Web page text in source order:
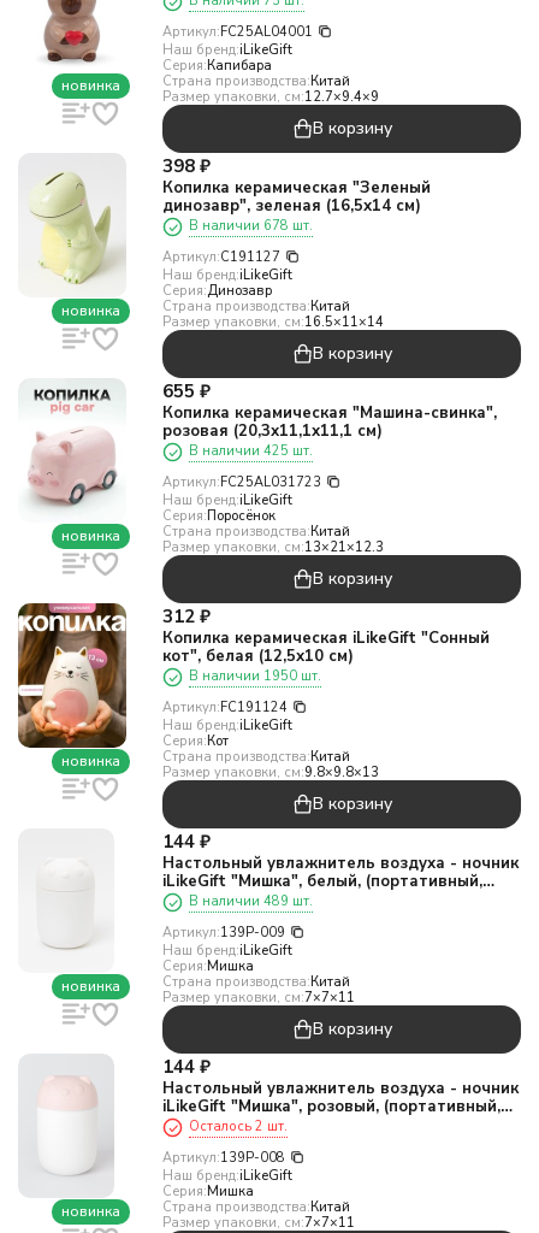
новинка
Артикул:FC25AL04001
Наш бренд:iLikeGift
Серия:Капибара
Страна производства:Китай
Размер упаковки, см:12.7×9.4×9
В корзину
новинка
398 ₽
Копилка керамическая "Зеленый
динозавр", зеленая (16,5х14 см)
В наличии 678 шт.
Артикул:C191127
Наш бренд:iLikeGift
Серия:Динозавр
Страна производства:Китай
Размер упаковки, см:16.5×11×14
В корзину
новинка
655 ₽
Копилка керамическая "Машина-свинка",
розовая (20,3х11,1х11,1 см)
В наличии 425 шт.
Артикул:FC25AL031723
Наш бренд:iLikeGift
Серия:Поросёнок
Страна производства:Китай
Размер упаковки, см:13×21×12.3
В корзину
новинка
312 ₽
Копилка керамическая iLikeGift "Сонный
кот", белая (12,5х10 см)
В наличии 1950 шт.
Артикул:FC191124
Наш бренд:iLikeGift
Серия:Кот
Страна производства:Китай
Размер упаковки, см:9.8×9.8×13
В корзину
новинка
144 ₽
Настольный увлажнитель воздуха - ночник
iLikeGift "Мишка", белый, (портативный,
USB)В наличии 489 шт.
Артикул:139P-009
Наш бренд:iLikeGift
Серия:Мишка
Страна производства:Китай
Размер упаковки, см:7×7×11
В корзину
новинка
144 ₽
Настольный увлажнитель воздуха - ночник
iLikeGift "Мишка", розовый, (портативный,
USB)Осталось 2 шт.
Артикул:139P-008
Наш бренд:iLikeGift
Серия:Мишка
Страна производства:Китай
Размер упаковки, см:7×7×11